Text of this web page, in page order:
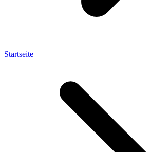
Startseite